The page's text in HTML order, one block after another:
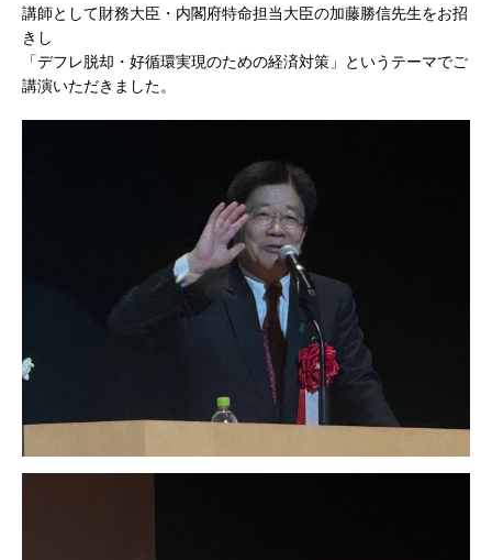
講師として財務大臣・内閣府特命担当大臣の加藤勝信先生をお招
きし
「デフレ脱却・好循環実現のための経済対策」というテーマでご
講演いただきました。